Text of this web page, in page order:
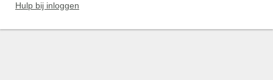
Hulp bij inloggen